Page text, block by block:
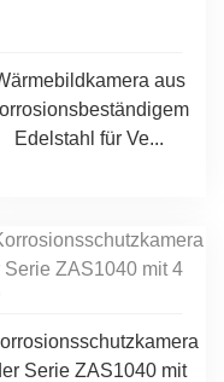
aus
Edelstahl für Ve...
Serie ZAS1040 mit